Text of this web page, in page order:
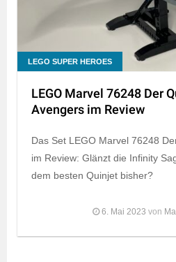
LEGO SUPER HEROES
LEGO Marvel 76248 Der
Avengers im Review
Das Set LEGO Marvel 76248
im Review: Glänzt die Infinity
dem besten Quinjet bisher?
6. Mai 2023 von